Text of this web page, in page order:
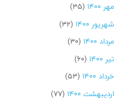
مهر ۱۴۰۰
(۳۵)
شهریور ۱۴۰۰
(۳۲)
مرداد ۱۴۰۰
(۳۰)
تیر ۱۴۰۰
(۶۰)
خرداد ۱۴۰۰
(۵۳)
اردیبهشت ۱۴۰۰
(۷۷)